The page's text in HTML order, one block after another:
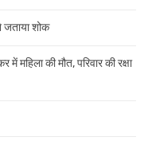
जताया शोक
की मौत, परिवार की रक्षा